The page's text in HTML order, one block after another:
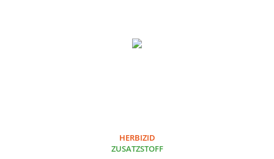
HERBIZID
ZUSATZSTOFF
HERBIZID
ZUSATZSTOFF